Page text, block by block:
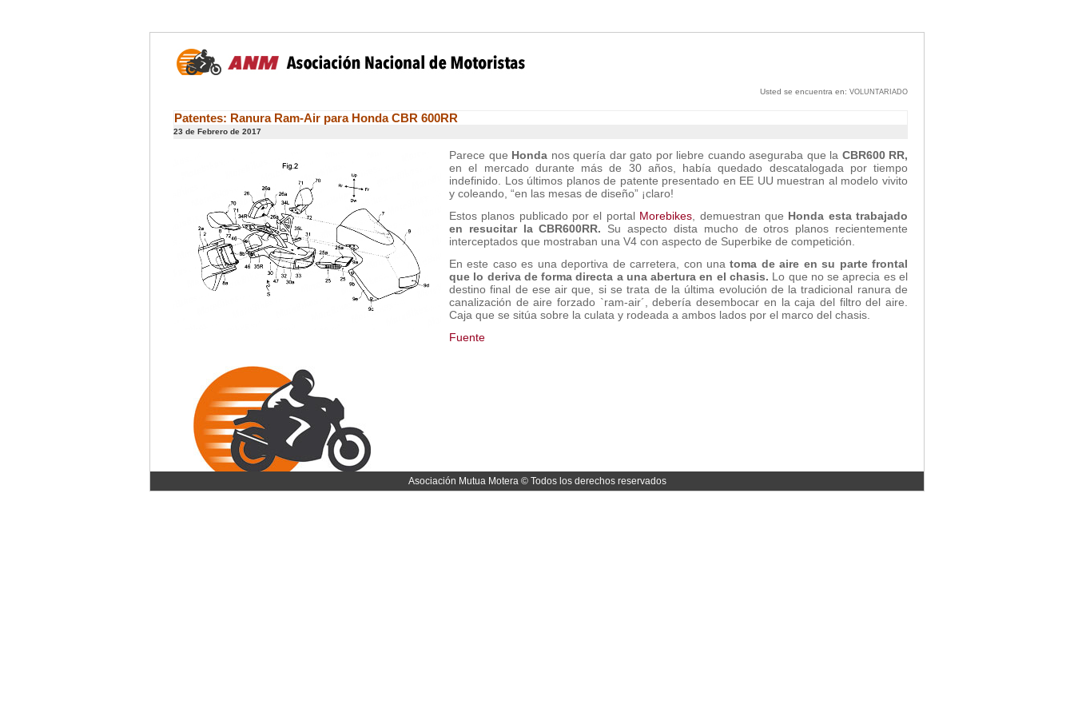
Usted se encuentra en: VOLUNTARIADO
Patentes: Ranura Ram-Air para Honda CBR 600RR
23 de Febrero de 2017
Parece que Honda nos quería dar gato por liebre cuando aseguraba que la CBR600 RR,
en el mercado durante más de 30 años, había quedado descatalogada por tiempo
indefinido. Los últimos planos de patente presentado en EE UU muestran al modelo vivito
y coleando, “en las mesas de diseño” ¡claro!
Estos planos publicado por el portal Morebikes , demuestran que Honda esta trabajado
en resucitar la CBR600RR. Su aspecto dista mucho de otros planos recientemente
interceptados que mostraban una V4 con aspecto de Superbike de competición.
En este caso es una deportiva de carretera, con unatoma de aire en su parte frontal
que lo deriva de forma directa a una abertura en el chasis. Lo que no se aprecia es el
destino final de ese air que, si se trata de la última evolución de la tradicional ranura de
canalización de aire forzado `ram-air´, debería desembocar en la caja del filtro del aire.
Caja que se sitúa sobre la culata y rodeada a ambos lados por el marco del chasis.
Fuente
Asociación Mutua Motera © Todos los derechos reservados